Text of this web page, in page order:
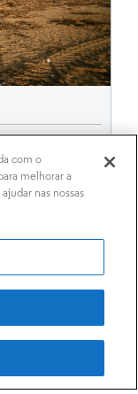
com o
melhorar a
nas nossas